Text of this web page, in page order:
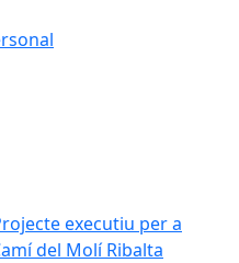
executiu per a
del Molí Ribalta